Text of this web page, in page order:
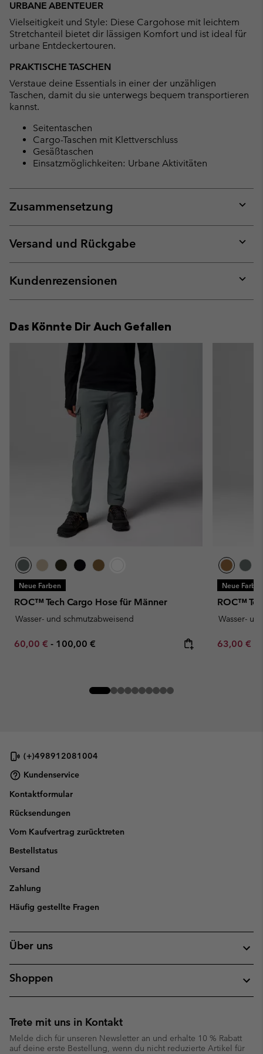
URBANE ABENTEUER
Vielseitigkeit und Style: Diese Cargohose mit leichtem
Stretchanteil bietet dir lässigen Komfort und ist ideal für
urbane Entdeckertouren.
PRAKTISCHE TASCHEN
Verstaue deine Essentials in einer der unzähligen
Taschen, damit du sie unterwegs bequem transportieren
kannst.
Seitentaschen
Cargo-Taschen mit Klettverschluss
Gesäßtaschen
Einsatzmöglichkeiten: Urbane Aktivitäten
Zusammensetzung
or
Versand und Rückgabe
or
Kundenrezensionen
or
Das Könnte Dir Auch Gefallen
Neue Farben
ROC™ Tech Cargo Hose für Männer
Wasser- und schmutzabweisend
Minimum sale price:
60,00 € - Maximum price:
100,00 €
Neue
ROC™
Wasser-
Minimum
63,00 €
(+)498912081004
Kundenservice
Kontaktformular
Rücksendungen
Vom Kaufvertrag zurücktreten
Bestellstatus
Versand
Zahlung
Häufig gestellte Fragen
Über uns
Shoppen
Trete mit uns in Kontakt
Melde dich für unseren Newsletter an und erhalte 10 % Rabatt
auf deine erste Bestellung, wenn du nicht reduzierte Artikel für